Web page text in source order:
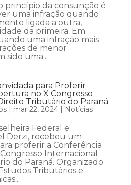
princípio da consunção é
uma infração quando
ligada a outra,
da primeira. Em
uma infração mais
de menor
sido uma...
para Proferir
no X Congresso
Tributário do Paraná
| mar 22, 2024| Notícias
Federal e
Derzi, recebeu um
proferir a Conferência
Internacional
do Paraná. Organizado
Tributários e